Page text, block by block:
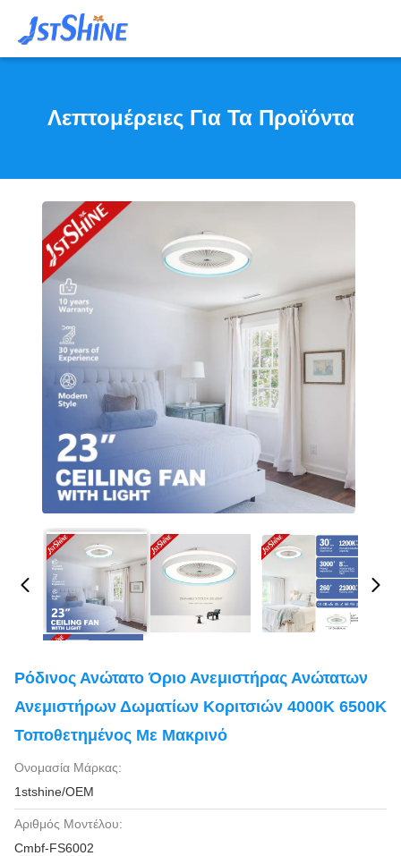
Λεπτομέρειες Για Τα Προϊόντα
Ρόδινος Ανώτατο Όριο Ανεμιστήρας Ανώτατων
Ανεμιστήρων Δωματίων Κοριτσιών 4000K 6500K
Τοποθετημένος Με Μακρινό
Ονομασία Μάρκας:
1stshine/OEM
Αριθμός Μοντέλου:
Cmbf-FS6002